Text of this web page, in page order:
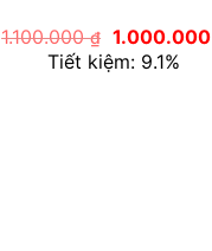
1.100.000₫ Giá
gốc
là:
1.000.000
Tiết kiệm: 9.1%